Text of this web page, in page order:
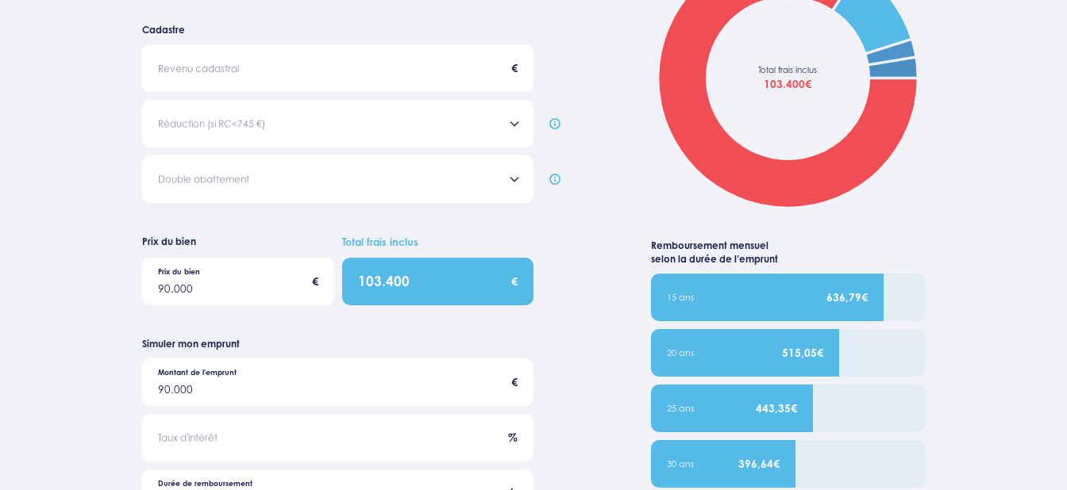
Cadastre
Revenu cadastral €
Réduction (si RC<745 €)
Double abattement
Prix du bien Total frais inclus
90.000
Prix du bien
€ 103.400 €
Simuler mon emprunt
90.000
Montant de l'emprunt
€
Taux d'intérêt %
Durée de remboursement
Total frais inclus
103.400€
Remboursement mensuel
selon la durée de l’emprunt
15 ans 636,79€
20 ans 515,05€
25 ans 443,35€
30 ans 396,64€